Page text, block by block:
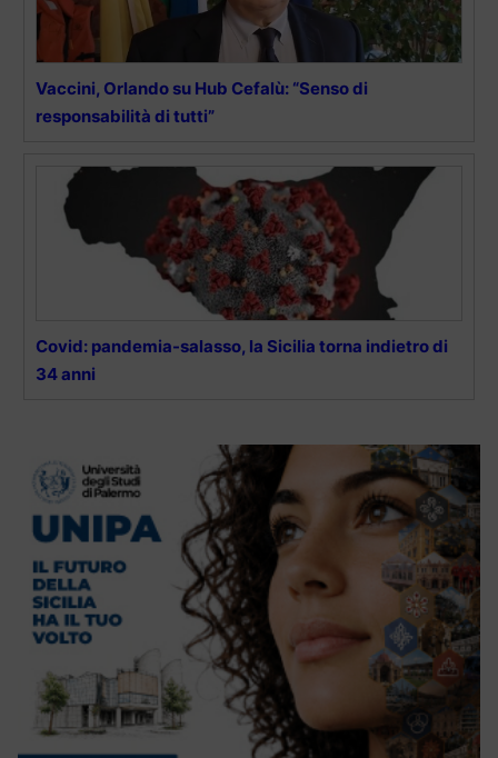
Vaccini, Orlando su Hub Cefalù: “Senso di
responsabilità di tutti”
Covid: pandemia-salasso, la Sicilia torna indietro di
34 anni